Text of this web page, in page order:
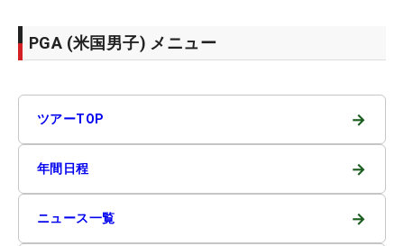
PGA (米国男子) メニュー
ツアーTOP →
年間日程 →
ニュース一覧 →